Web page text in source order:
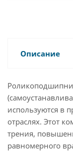
Описание
используются в
отраслях. Этот
трения,
равномерного